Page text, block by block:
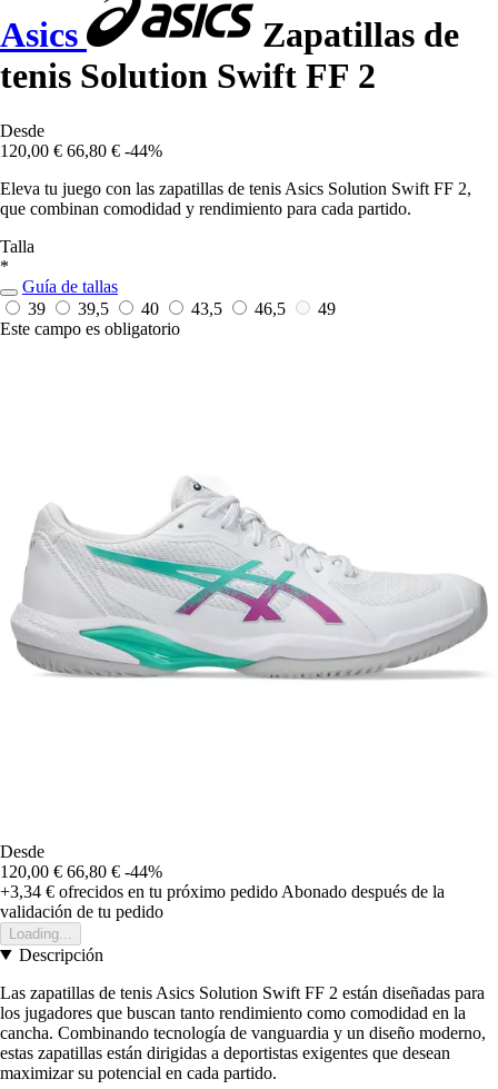
Asics
Zapatillas de
tenis Solution Swift FF 2
Desde
120,00 € 66,80 € -44%
Eleva tu juego con las zapatillas de tenis Asics Solution Swift FF 2,
que combinan comodidad y rendimiento para cada partido.
Talla
*
Guía de tallas
39
39,5 40 43,5 46,5
49
Este campo es obligatorio
Desde
120,00 € 66,80 € -44%
+3,34 € ofrecidos en tu próximo pedido Abonado después de la
validación de tu pedido
Loading...
Descripción
Las zapatillas de tenis Asics Solution Swift FF 2 están diseñadas para
los jugadores que buscan tanto rendimiento como comodidad en la
cancha. Combinando tecnología de vanguardia y un diseño moderno,
estas zapatillas están dirigidas a deportistas exigentes que desean
maximizar su potencial en cada partido.